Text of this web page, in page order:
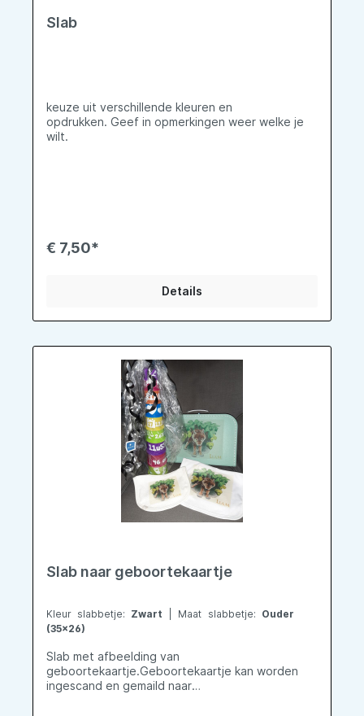
Slab
keuze uit verschillende kleuren en
opdrukken. Geef in opmerkingen weer welke je
wilt.
€ 7,50*
Details
Slab naar geboortekaartje
Kleur slabbetje: Zwart | Maat slabbetje: Ouder
(35x26)
Slab met afbeelding van
geboortekaartje.Geboortekaartje kan worden
ingescand en gemaild naar